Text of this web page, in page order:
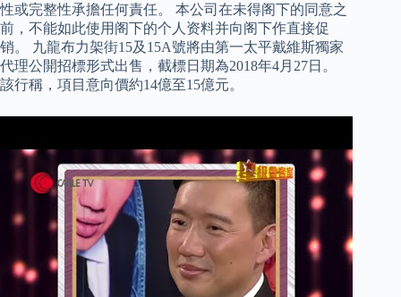
性或完整性承擔任何責任。 本公司在未得阁下的同意之
前，不能如此使用阁下的个人资料并向阁下作直接促
销。 九龍布力架街15及15A號將由第一太平戴維斯獨家
代理公開招標形式出售，截標日期為2018年4月27日。
該行稱，項目意向價約14億至15億元。